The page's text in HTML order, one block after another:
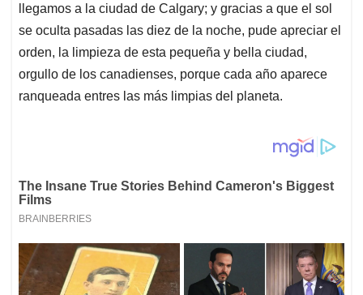
llegamos a la ciudad de Calgary; y gracias a que el sol
se oculta pasadas las diez de la noche, pude apreciar el
orden, la limpieza de esta pequeña y bella ciudad,
orgullo de los canadienses, porque cada año aparece
ranqueada entres las más limpias del planeta.